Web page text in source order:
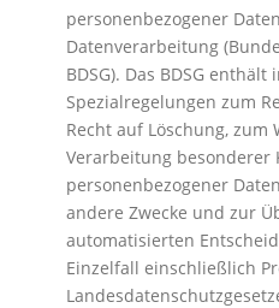
personenbezogener
Datenverarbeitung
BDSG). Das BDSG enthält
Spezialregelungen zum
Recht auf Löschung,
Verarbeitung besonderer
personenbezogener
andere Zwecke und zur
automatisierten
Einzelfall einschließlich